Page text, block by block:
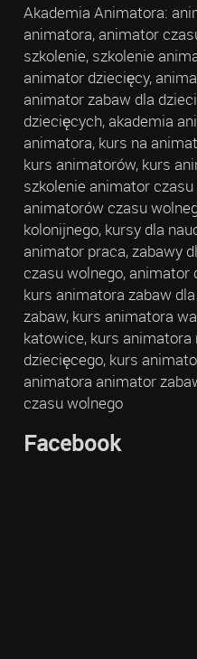
Akademia Animatora:
animatora, animator
szkolenie, szkolenie
animator dziecięcy,
animator zabaw dla
dziecięcych, akademia
animatora, kurs na
kurs animatorów, kurs
szkolenie animator
animatorów czasu
kolonijnego, kursy dla
animator praca, zabawy
czasu wolnego, animator
kurs animatora zabaw
zabaw, kurs animatora
katowice, kurs
dziecięcego, kurs
animatora animator
czasu wolnego
Facebook